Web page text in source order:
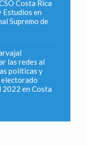
Costa Rica
en
Supremo de
las redes al
políticas y
2022 en Costa